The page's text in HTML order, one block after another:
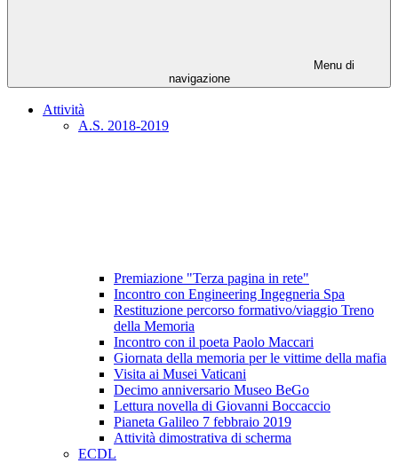
Menu di
navigazione
Attività
A.S. 2018-2019
Premiazione "Terza pagina in rete"
Incontro con Engineering Ingegneria Spa
Restituzione percorso formativo/viaggio Treno
della Memoria
Incontro con il poeta Paolo Maccari
Giornata della memoria per le vittime della mafia
Visita ai Musei Vaticani
Decimo anniversario Museo BeGo
Lettura novella di Giovanni Boccaccio
Pianeta Galileo 7 febbraio 2019
Attività dimostrativa di scherma
ECDL